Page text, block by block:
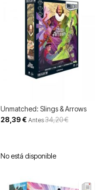
Unmatched: Slings & Arrows
Precio
especial
28,39 € Antes34,20 €
No está disponible